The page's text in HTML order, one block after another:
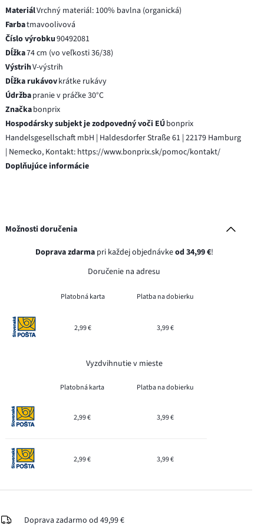
MateriálVrchný materiál: 100% bavlna (organická)
Farbatmavoolivová
Číslo výrobku90492081
Dĺžka74 cm (vo veľkosti 36/38)
VýstrihV-výstrih
Dĺžka rukávovkrátke rukávy
Údržbapranie v práčke 30°C
Značkabonprix
Hospodársky subjekt je zodpovedný voči EÚbonprix
Handelsgesellschaft mbH | Haldesdorfer Straße 61 | 22179 Hamburg
| Nemecko, Kontakt: https://www.bonprix.sk/pomoc/kontakt/
Doplňujúce informácie
Možnosti doručenia
Doprava zdarmapri každej objednávkeod 34,99 €!
Doručenie na adresu
Platobná karta Platba na dobierku
2,99 € 3,99 €
Vyzdvihnutie v mieste
Platobná karta Platba na dobierku
2,99 € 3,99 €
2,99 € 3,99 €
Doprava zadarmo od 49,99 €